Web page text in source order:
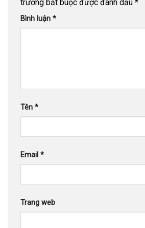
trường bắt buộc được đánh dấu *
Bình luận *
Tên *
Email *
Trang web